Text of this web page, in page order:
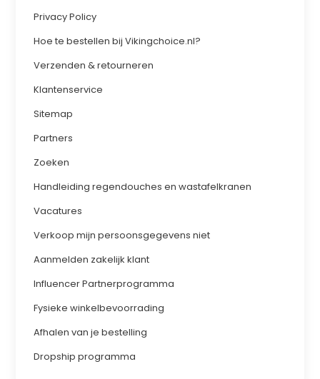
Privacy Policy
Hoe te bestellen bij Vikingchoice.nl?
Verzenden & retourneren
Klantenservice
Sitemap
Partners
Zoeken
Handleiding regendouches en wastafelkranen
Vacatures
Verkoop mijn persoonsgegevens niet
Aanmelden zakelijk klant
Influencer Partnerprogramma
Fysieke winkelbevoorrading
Afhalen van je bestelling
Dropship programma